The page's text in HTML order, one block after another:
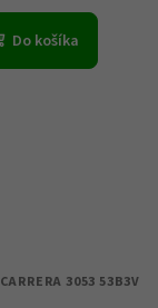
Do košíka
CARRERA 3053 53B3V